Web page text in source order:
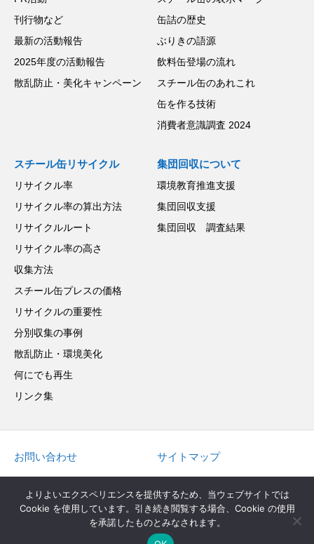
刊行物など
最新の活動報告
2025年度の活動報告
散乱防止・美化キャンペーン
缶詰の歴史
ぶりきの語源
飲料缶登場の流れ
スチール缶のあれこれ
缶を作る技術
消費者意識調査 2024
スチール缶リサイクル
リサイクル率
リサイクル率の算出方法
リサイクルルート
リサイクル率の高さ
収集方法
スチール缶プレスの価格
リサイクルの重要性
分別収集の事例
散乱防止・環境美化
何にでも再生
リンク集
集団回収について
環境教育推進支援
集団回収支援
集団回収 調査結果
お問い合わせ サイトマップ
Copyright © 2022 JAPAN STEEL CAN RECYCLING ASSOCIATION. All Rights
よりよいエクスペリエンスを提供するため、当ウェブサイトでは
Cookie を使用しています。引き続き閲覧する場合、Cookie の使用
を承諾したものとみなされます。